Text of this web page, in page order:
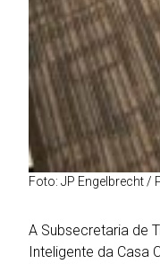
Foto: JP Engelbrecht /
A Subsecretaria de
Inteligente da Casa